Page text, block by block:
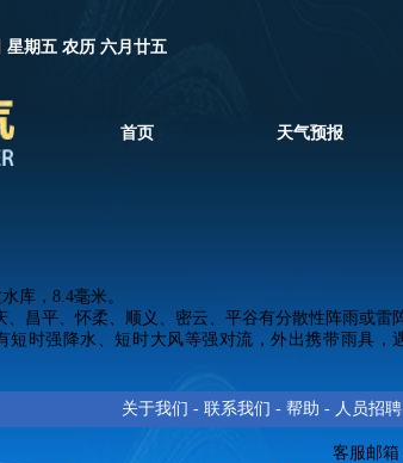
星期五 农历 六月廿五
首页 天气预报
库，8.4毫米。
平、怀柔、顺义、密云、平谷有分散性阵雨或雷
短时强降水、短时大风等强对流，外出携带雨具
关于我们 - 联系我们 - 帮助 - 人员招聘
客服邮箱